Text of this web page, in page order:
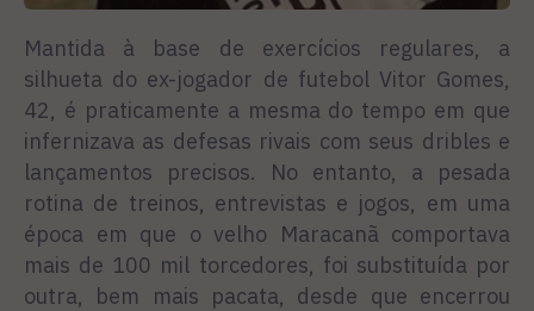
Mantida à base de exercícios regulares, a
silhueta do ex-jogador de futebol Vitor Gomes,
42, é praticamente a mesma do tempo em que
infernizava as defesas rivais com seus dribles e
lançamentos precisos. No entanto, a pesada
rotina de treinos, entrevistas e jogos, em uma
época em que o velho Maracanã comportava
mais de 100 mil torcedores, foi substituída por
outra, bem mais pacata, desde que encerrou